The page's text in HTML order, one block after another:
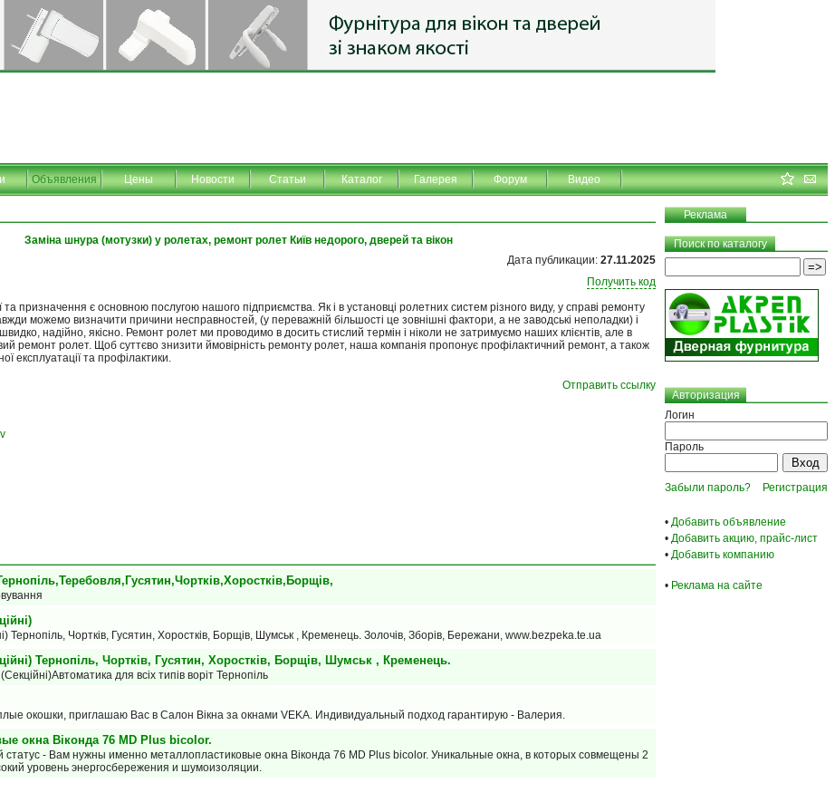
Объявления Цены Новости Статьи Каталог Галерея Форум Видео
Реклама
Заміна шнура (мотузки) у ролетах, ремонт ролет Київ недорого, дверей та вікон
Дата публикации: 27.11.2025
Получить код
та призначення є основною послугою нашого підприємства. Як і в установці ролетних систем різного виду, у справі ремонту
можемо визначити причини несправностей, (у переважній більшості це зовнішні фактори, а не заводські неполадки) і
надійно, якісно. Ремонт ролет ми проводимо в досить стислий термін і ніколи не затримуємо наших клієнтів, але в
ремонт ролет. Щоб суттєво знизити ймовірність ремонту ролет, наша компанія пропонує профілактичний ремонт, а також
експлуатації та профілактики.
Отправить ссылку
Тернопіль, Чортків, Гусятин, Хоростків, Борщів, Шумськ , Кременець. Золочів, Зборів, Бережани, www.bezpeka.te.ua
Тернопіль, Чортків, Гусятин, Хоростків, Борщів, Шумськ , Кременець.
для всіх типів воріт Тернопіль
окошки, приглашаю Вас в Салон Вiкна за окнами VEKA. Индивидуальный подход гарантирую - Валерия.
окна Віконда 76 MD Plus bicolor.
статус - Вам нужны именно металлопластиковые окна Віконда 76 MD Plus bicolor. Уникальные окна, в которых совмещены 2
уровень энергосбережения и шумоизоляции.
Поиск по каталогу
Авторизация
Логин
Пароль
Забыли пароль? Регистрация
• Добавить объявление
• Добавить акцию, прайс-лист
• Добавить компанию
• Реклама на сайте